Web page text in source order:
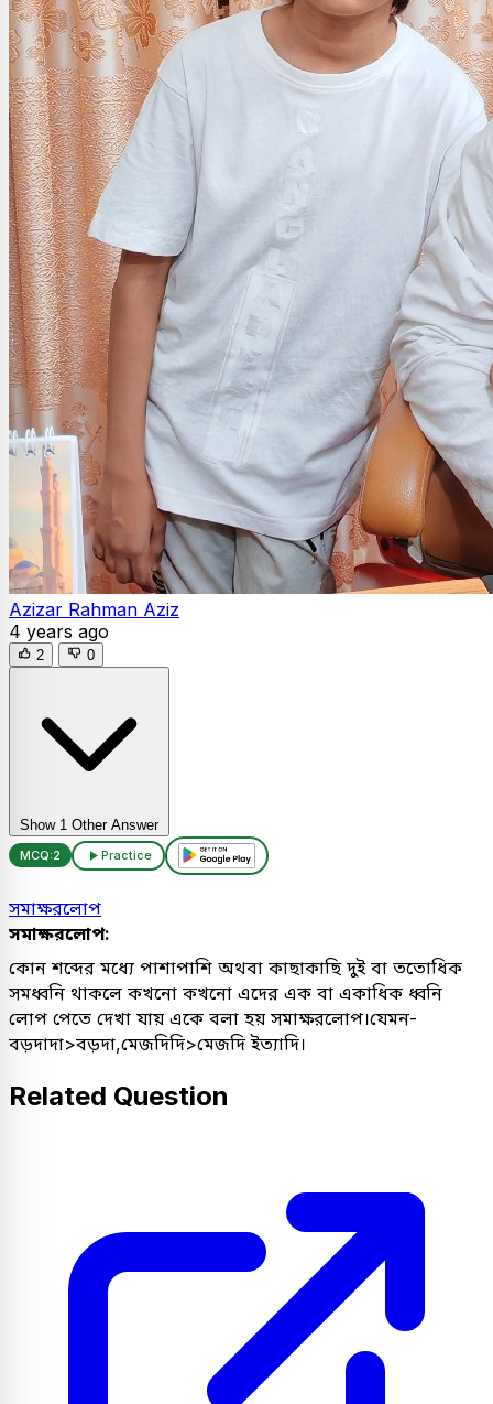
Azizar Rahman Aziz
4 years ago
2 0
Show 1 Other Answer
MCQ:2 Practice
সমাক্ষরলোপ
সমাক্ষরলোপ:
কোন শব্দের মধ্যে পাশাপাশি অথবা কাছাকাছি দুই বা ততোধিক
সমধ্বনি থাকলে কখনো কখনো এদের এক বা একাধিক ধ্বনি
লোপ পেতে দেখা যায় একে বলা হয় সমাক্ষরলোপ।যেমন-
বড়দাদা>বড়দা,মেজদিদি>মেজদি ইত্যাদি।
Related Question